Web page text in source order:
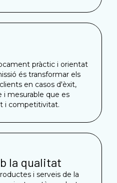
pràctic i orientat
és transformar els
en casos d'èxit,
i mesurable que es
i competitivitat.
la qualitat
i serveis de la